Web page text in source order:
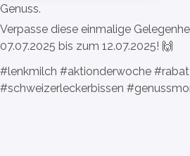
Genuss.
Verpasse diese einmalige
07.07.2025 bis zum 12.07.2025! 🙌
#lenkmilch #aktionderwoche
#schweizerleckerbissen